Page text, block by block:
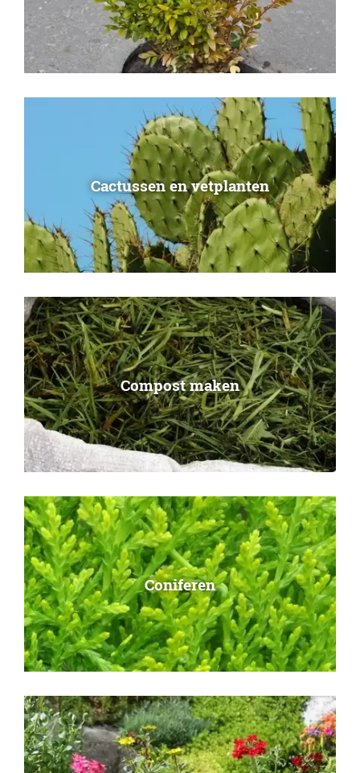
Cactussen en vetplanten
Compost maken
Coniferen